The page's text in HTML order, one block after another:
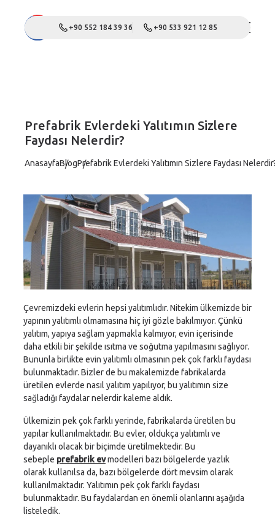
+90 552 184 39 36 +90 533 921 12 85
Prefabrik Evlerdeki Yalıtımın Sizlere
Faydası Nelerdir?
AnasayfaBlogPrefabrik Evlerdeki Yalıtımın Sizlere Faydası
Çevremizdeki evlerin hepsi yalıtımlıdır. Nitekim ülkemizde bir
yapının yalıtımlı olmamasına hiç iyi gözle bakılmıyor. Çünkü
yalıtım, yapıya sağlam yapmakla kalmıyor, evin içerisinde
daha etkili bir şekilde ısıtma ve soğutma yapılmasını sağlıyor.
Bununla birlikte evin yalıtımlı olmasının pek çok farklı faydası
bulunmaktadır. Bizler de bu makalemizde fabrikalarda
üretilen evlerde nasıl yalıtım yapılıyor, bu yalıtımın size
sağladığı faydalar nelerdir kaleme aldık.
Ülkemizin pek çok farklı yerinde, fabrikalarda üretilen bu
yapılar kullanılmaktadır. Bu evler, oldukça yalıtımlı ve
dayanıklı olacak bir biçimde üretilmektedir. Bu
sebeple prefabrik evmodelleri bazı bölgelerde yazlık
olarak kullanılsa da, bazı bölgelerde dört mevsim olarak
kullanılmaktadır. Yalıtımın pek çok farklı faydası
bulunmaktadır. Bu faydalardan en önemli olanlarını aşağıda
listeledik.